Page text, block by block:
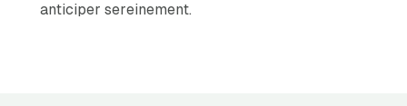
anticiper sereinement.